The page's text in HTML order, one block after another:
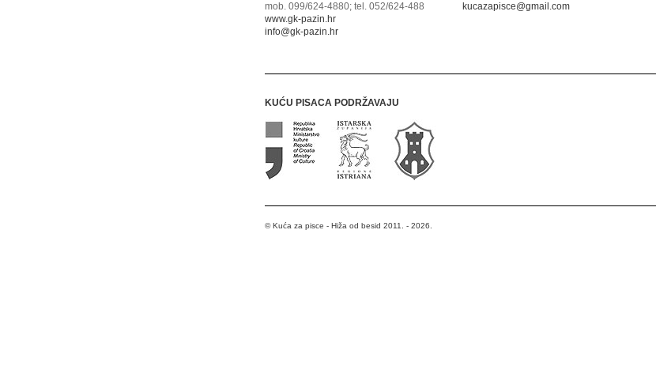
mob. 099/624-4880; tel. 052/624-488
www.gk-pazin.hr
info@gk-pazin.hr
kucazapisce@gmail.com
KUĆU PISACA PODRŽAVAJU
© Kuća za pisce - Hiža od besid 2011. - 2026.